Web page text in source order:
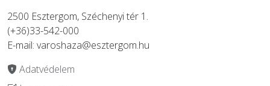
2500 Esztergom, Széchenyi tér 1.
(+36)33-542-000
E-mail: varoshaza@esztergom.hu
Adatvédelem